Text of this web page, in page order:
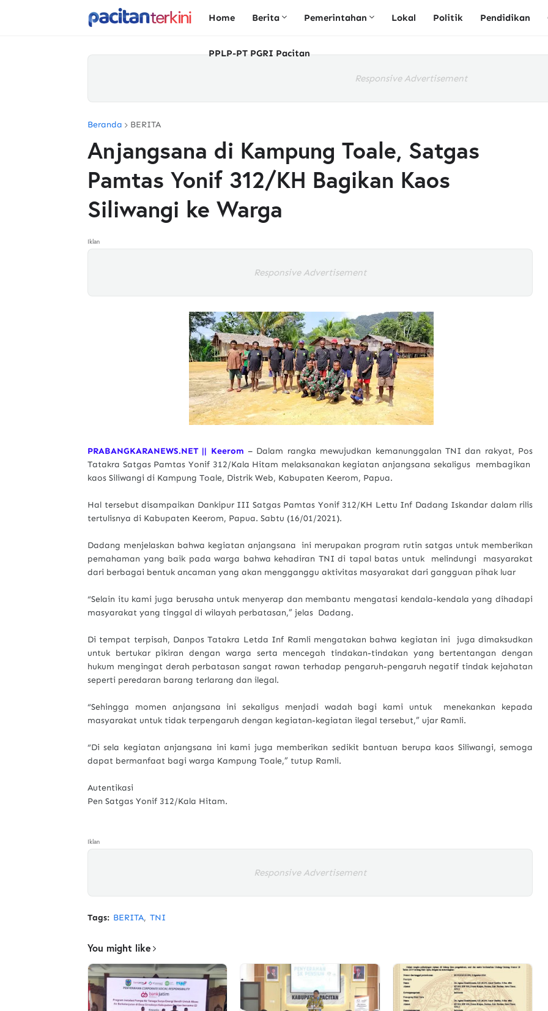
Home Berita Pemerintahan Lokal Politik Pendidikan
PPLP-PT PGRI Pacitan
Responsive Advertisement
Beranda BERITA
Anjangsana di Kampung Toale, Satgas
Pamtas Yonif 312/KH Bagikan Kaos
Siliwangi ke Warga
Iklan
Responsive Advertisement
PRABANGKARANEWS.NET || Keerom– Dalam rangka mewujudkan kemanunggalan TNI dan rakyat, Pos
Tatakra Satgas Pamtas Yonif 312/Kala Hitam melaksanakan kegiatan anjangsana sekaligus membagikan
kaos Siliwangi di Kampung Toale, Distrik Web, Kabupaten Keerom, Papua.
Hal tersebut disampaikan Dankipur III Satgas Pamtas Yonif 312/KH Lettu Inf Dadang Iskandar dalam rilis
tertulisnya di Kabupaten Keerom, Papua. Sabtu (16/01/2021).
Dadang menjelaskan bahwa kegiatan anjangsana ini merupakan program rutin satgas untuk memberikan
pemahaman yang baik pada warga bahwa kehadiran TNI di tapal batas untuk melindungi masyarakat
dari berbagai bentuk ancaman yang akan mengganggu aktivitas masyarakat dari gangguan pihak luar
“Selain itu kami juga berusaha untuk menyerap dan membantu mengatasi kendala-kendala yang dihadapi
masyarakat yang tinggal di wilayah perbatasan,” jelas Dadang.
Di tempat terpisah, Danpos Tatakra Letda Inf Ramli mengatakan bahwa kegiatan ini juga dimaksudkan
untuk bertukar pikiran dengan warga serta mencegah tindakan-tindakan yang bertentangan dengan
hukum mengingat derah perbatasan sangat rawan terhadap pengaruh-pengaruh negatif tindak kejahatan
seperti peredaran barang terlarang dan ilegal.
“Sehingga momen anjangsana ini sekaligus menjadi wadah bagi kami untuk menekankan kepada
masyarakat untuk tidak terpengaruh dengan kegiatan-kegiatan ilegal tersebut,” ujar Ramli.
“Di sela kegiatan anjangsana ini kami juga memberikan sedikit bantuan berupa kaos Siliwangi, semoga
dapat bermanfaat bagi warga Kampung Toale,” tutup Ramli.
Autentikasi
Pen Satgas Yonif 312/Kala Hitam.
Iklan
Responsive Advertisement
Tags: BERITA TNI
You might like